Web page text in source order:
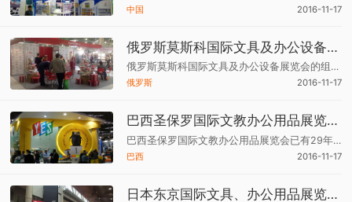
中国 2016-11-17
俄罗斯莫斯科国际文具及办公设备展览会于9月23日举办
俄罗斯莫斯科国际文具及办公设备展览会的组织者是俄罗斯文具及办公用品制造商协会，一年一届，俄罗斯最大最现代的库洛库斯国际展览中心举办。
俄罗斯 2016-11-17
巴西圣保罗国际文教办公用品展览会于8月1日举办
巴西圣保罗国际文教办公用品展览会已有29年历史，是南美洲最大的文具及办公用品贸易博览会也是世界上最要的IT展会之一，也是世界上参观人数最多的文具展会之一。
巴西 2016-11-17
日本东京国际文具、办公用品展览将于7月5日举行